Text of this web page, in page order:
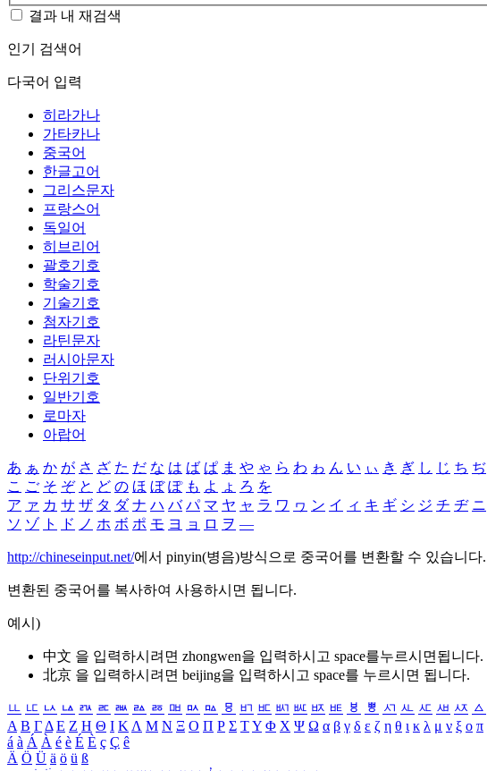
결과 내 재검색
인기 검색어
다국어 입력
히라가나
가타카나
중국어
한글고어
그리스문자
프랑스어
독일어
히브리어
괄호기호
학술기호
기술기호
첨자기호
라틴문자
러시아문자
단위기호
일반기호
로마자
아랍어
あ ぁ か が さ ざ た だ な は ば ぱ ま や ゃ ら わ ゎ ん い ぃ き ぎ し じ ち ぢ
こ ご そ ぞ と ど の ほ ぼ ぽ も よ ょ ろ を
ア ァ カ サ ザ タ ダ ナ ハ バ パ マ ヤ ャ ラ ワ ヮ ン イ ィ キ ギ シ ジ チ ヂ ニ
ソ ゾ ト ド ノ ホ ボ ポ モ ヨ ョ ロ ヲ ―
http://chineseinput.net/에서 pinyin(병음)방식으로 중국어를 변환할 수 있습니다.
변환된 중국어를 복사하여 사용하시면 됩니다.
예시)
中文 을 입력하시려면 zhongwen을 입력하시고 space를누르시면됩니다.
北京 을 입력하시려면 beijing을 입력하시고 space를 누르시면 됩니다.
ㅥ ㅦ ㅧ ㅨ ㅩ ㅪ ㅫ ㅬ ㅭ ㅮ ㅯ ㅰ ㅱ ㅲ ㅳ ㅴ ㅵ ㅶ ㅷ ㅸ ㅹ ㅺ ㅻ ㅼ ㅽ ㅾ ㅿ
Α Β ΓΔ Ε Ζ Η Θ Ι ΚΛ Μ Ν Ξ Ο Π Ρ Σ ΤΥ Φ Χ Ψ Ω α β γ δ ε ζ η θ ι κ λ μ ν ξ ο π
á à Á À é è É È ç Ç ê
Ä Ö Ü ä ö ü ß